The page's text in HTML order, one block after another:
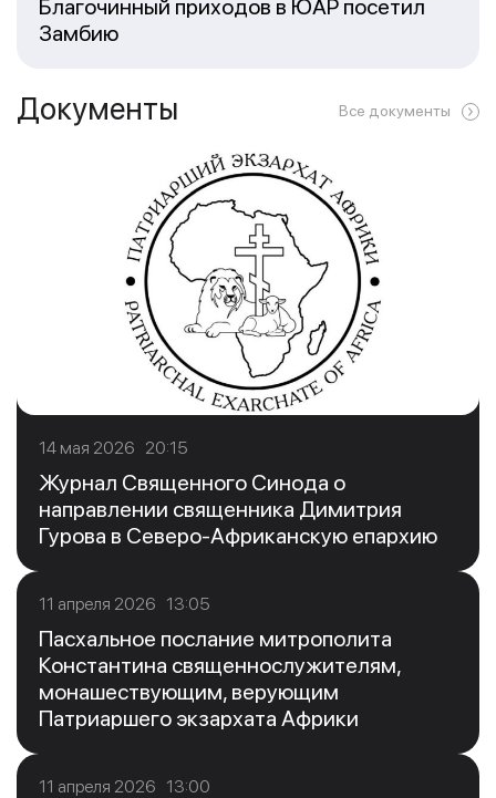
Благочинный приходов в ЮАР посетил
Замбию
Документы Все документы
14 мая 2026 20:15
Журнал Священного Синода о
направлении священника Димитрия
Гурова в Северо-Африканскую епархию
11 апреля 2026 13:05
Пасхальное послание митрополита
Константина священнослужителям,
монашествующим, верующим
Патриаршего экзархата Африки
11 апреля 2026 13:00